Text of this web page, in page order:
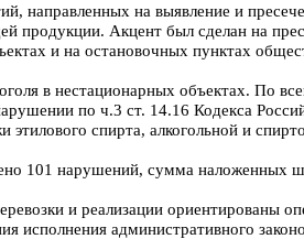
направленных на выявление и
продукции. Акцент был сделан на
и на остановочных пунктах
в нестационарных объектах. По
по ч.3 ст. 14.16 Кодекса
спирта, алкогольной и
101 нарушений, сумма наложенных
и реализации ориентированы
исполнения административного